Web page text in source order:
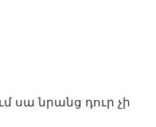
սա նրանց դուր չի